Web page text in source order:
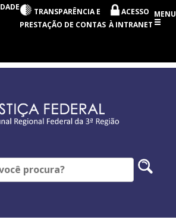
TRANSPARÊNCIA E
PRESTAÇÃO DE CONTAS
ACESSO
À INTRANET
MENU